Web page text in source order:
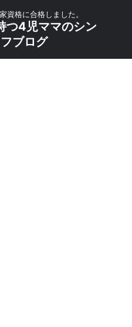
資格に合格しました。
つ4児ママのシン
ブログ